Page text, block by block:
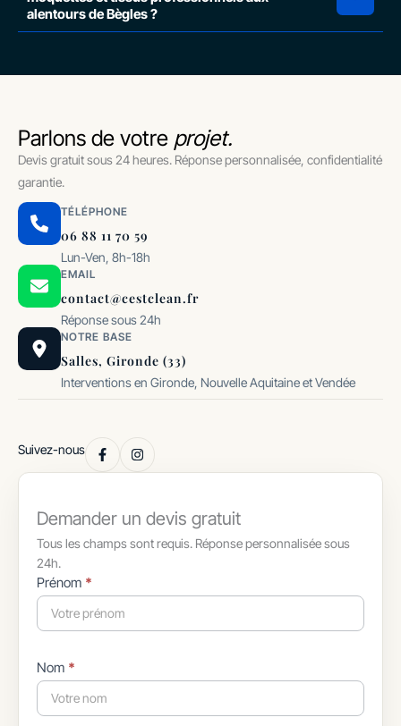
alentours de Bègles ?
Parlons de votre projet.
Devis gratuit sous 24 heures. Réponse personnalisée, confidentialité
garantie.
TÉLÉPHONE
06 88 11 70 59
Lun-Ven, 8h-18h
EMAIL
contact@cestclean.fr
Réponse sous 24h
NOTRE BASE
Salles, Gironde (33)
Interventions en Gironde, Nouvelle Aquitaine et Vendée
Suivez-nous
Demander un devis gratuit
Tous les champs sont requis. Réponse personnalisée sous
24h.
Formulaire
simple
avec
Prénom *
Nom *